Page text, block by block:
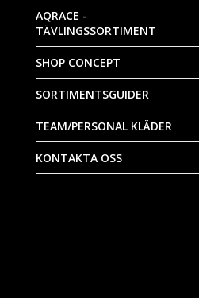
AQRACE -
TÄVLINGSSORTIMENT
SHOP CONCEPT
SORTIMENTSGUIDER
TEAM/PERSONAL KLÄDER
KONTAKTA OSS